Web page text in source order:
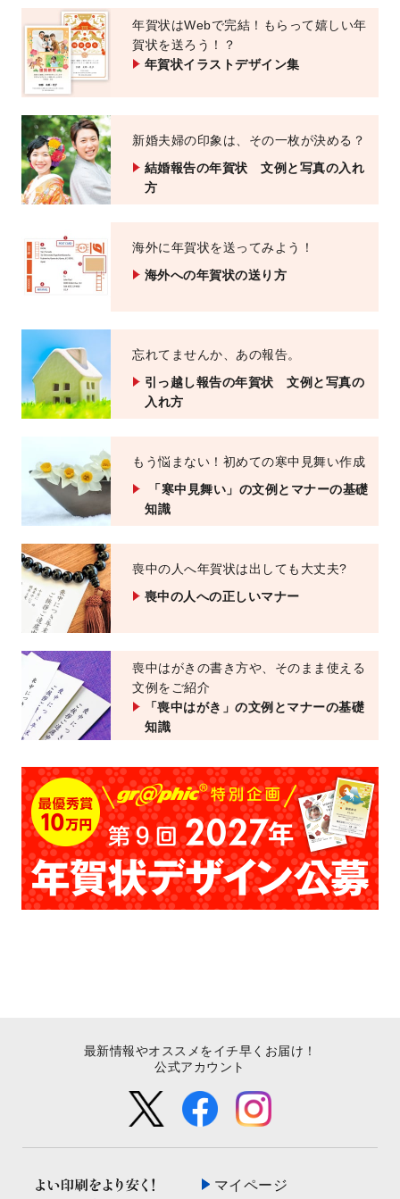
年賀状はWebで完結！ もらって嬉しい年
賀状を送ろう！？
年賀状イラストデザイン集
新婚夫婦の印象は、その一枚が決める？
結婚報告の年賀状 文例と写真の入れ
方
海外に年賀状を送ってみよう！
海外への年賀状の送り方
忘れてませんか、あの報告。
引っ越し報告の年賀状 文例と写真の
入れ方
もう悩まない！初めての寒中見舞い作成
「寒中見舞い」の文例とマナーの基礎
知識
喪中の人へ年賀状は出しても大丈夫?
喪中の人への正しいマナー
喪中はがきの書き方や、そのまま使える
文例をご紹介
「喪中はがき」の文例とマナーの基礎
知識
マイページ
最新情報やオススメをイチ早くお届け！
公式アカウント